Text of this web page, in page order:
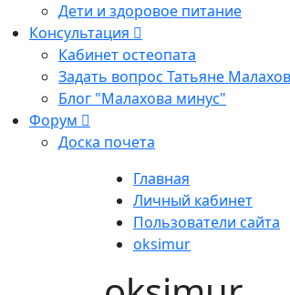
Дети и здоровое питание
Консультация
Кабинет остеопата
Задать вопрос Татьяне
Блог "Малахова минус"
Форум
Доска почета
Главная
Личный кабинет
Пользователи сайта
oksimur